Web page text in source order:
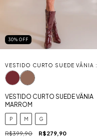
30% OFF
VESTIDO CURTO SUEDE VÂNIA :
VESTIDO CURTO SUEDE VÂNIA
MARROM
P M G
R$399,90 R$279,90